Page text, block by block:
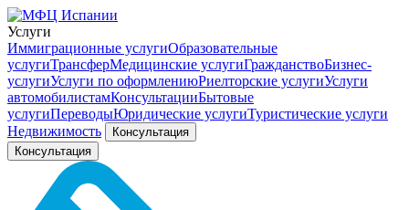
Услуги
Иммиграционные услугиОбразовательные
услугиТрансферМедицинские услугиГражданствоБизнес-
услугиУслуги по оформлениюРиелторские услугиУслуги
автомобилистамКонсультацииБытовые
услугиПереводыЮридические услугиТуристические услуги
Недвижимость
Консультация
Консультация